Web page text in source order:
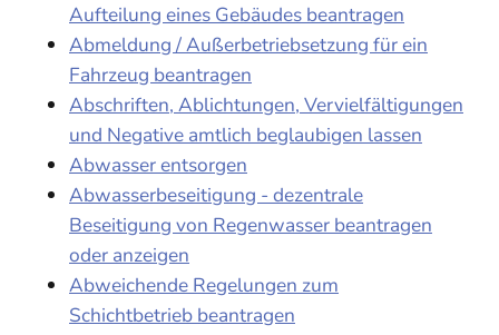
Aufteilung eines Gebäudes beantragen
Abmeldung / Außerbetriebsetzung für ein
Fahrzeug beantragen
Abschriften, Ablichtungen, Vervielfältigungen
und Negative amtlich beglaubigen lassen
Abwasser entsorgen
Abwasserbeseitigung - dezentrale
Beseitigung von Regenwasser beantragen
oder anzeigen
Abweichende Regelungen zum
Schichtbetrieb beantragen